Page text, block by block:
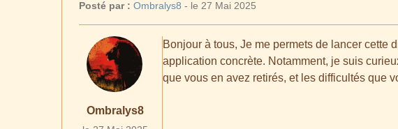
Posté par : Ombralys8 - le 27 Mai 2025
Ombralys8
Bonjour à tous, Je me permets de lancer cette
application concrète. Notamment, je suis
que vous en avez retirés, et les difficultés que